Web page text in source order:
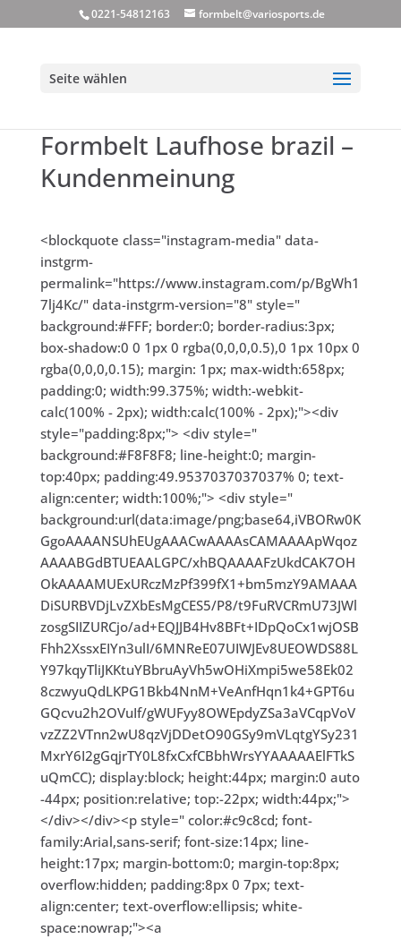
0221-54812163 formbelt@variosports.de
Seite wählen
Formbelt Laufhose brazil –
Kundenmeinung
<blockquote class="instagram-media" data-
instgrm-
permalink="https://www.instagram.com/p/BgWh1
7lj4Kc/" data-instgrm-version="8" style="
background:#FFF; border:0; border-radius:3px;
box-shadow:0 0 1px 0 rgba(0,0,0,0.5),0 1px 10px 0
rgba(0,0,0,0.15); margin: 1px; max-width:658px;
padding:0; width:99.375%; width:-webkit-
calc(100% - 2px); width:calc(100% - 2px);"><div
style="padding:8px;"> <div style="
background:#F8F8F8; line-height:0; margin-
top:40px; padding:49.9537037037037% 0; text-
align:center; width:100%;"> <div style="
background:url(data:image/png;base64,iVBORw0K
GgoAAAANSUhEUgAAACwAAAAsCAMAAAApWqoz
AAAABGdBTUEAALGPC/xhBQAAAAFzUkdCAK7OH
OkAAAAMUExURczMzPf399fX1+bm5mzY9AMAAA
DiSURBVDjLvZXbEsMgCES5/P8/t9FuRVCRmU73JWl
zosgSIIZURCjo/ad+EQJJB4Hv8BFt+IDpQoCx1wjOSB
Fhh2XssxEIYn3ulI/6MNReE07UIWJEv8UEOWDS88L
Y97kqyTliJKKtuYBbruAyVh5wOHiXmpi5we58Ek02
8czwyuQdLKPG1Bkb4NnM+VeAnfHqn1k4+GPT6u
GQcvu2h2OVuIf/gWUFyy8OWEpdyZSa3aVCqpVoV
vzZZ2VTnn2wU8qzVjDDetO90GSy9mVLqtgYSy231
MxrY6I2gGqjrTY0L8fxCxfCBbhWrsYYAAAAAElFTkS
uQmCC); display:block; height:44px; margin:0 auto
-44px; position:relative; top:-22px; width:44px;">
</div></div><p style=" color:#c9c8cd; font-
family:Arial,sans-serif; font-size:14px; line-
height:17px; margin-bottom:0; margin-top:8px;
overflow:hidden; padding:8px 0 7px; text-
align:center; text-overflow:ellipsis; white-
space:nowrap;"><a